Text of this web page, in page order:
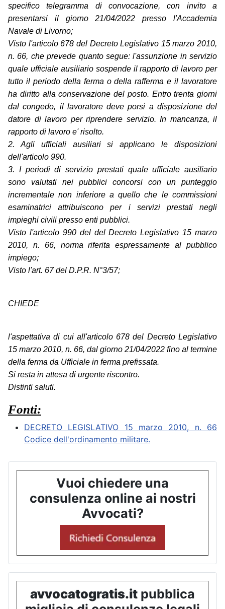
specifico telegramma di convocazione, con invito a
presentarsi il giorno 21/04/2022 presso l'Accademia
Navale di Livorno;
Visto l'articolo 678 del Decreto Legislativo 15 marzo 2010,
n. 66, che prevede quanto segue: l'assunzione in servizio
quale ufficiale ausiliario sospende il rapporto di lavoro per
tutto il periodo della ferma o della rafferma e il lavoratore
ha diritto alla conservazione del posto. Entro trenta giorni
dal congedo, il lavoratore deve porsi a disposizione del
datore di lavoro per riprendere servizio. In mancanza, il
rapporto di lavoro e' risolto.
2. Agli ufficiali ausiliari si applicano le disposizioni
dell'articolo 990.
3. I periodi di servizio prestati quale ufficiale ausiliario
sono valutati nei pubblici concorsi con un punteggio
incrementale non inferiore a quello che le commissioni
esaminatrici attribuiscono per i servizi prestati negli
impieghi civili presso enti pubblici.
Visto l'articolo 990 del del Decreto Legislativo 15 marzo
2010, n. 66, norma riferita espressamente al pubblico
impiego;
Visto l'art. 67 del D.P.R. N°3/57;
CHIEDE
l'aspettativa di cui all'articolo 678 del Decreto Legislativo
15 marzo 2010, n. 66, dal giorno 21/04/2022 fino al termine
della ferma da Ufficiale in ferma prefissata.
Si resta in attesa di urgente riscontro.
Distinti saluti.
Fonti:
DECRETO LEGISLATIVO 15 marzo 2010, n. 66
Codice dell'ordinamento militare.
Vuoi chiedere una
consulenza online ai nostri
Avvocati?
avvocatogratis.it pubblica